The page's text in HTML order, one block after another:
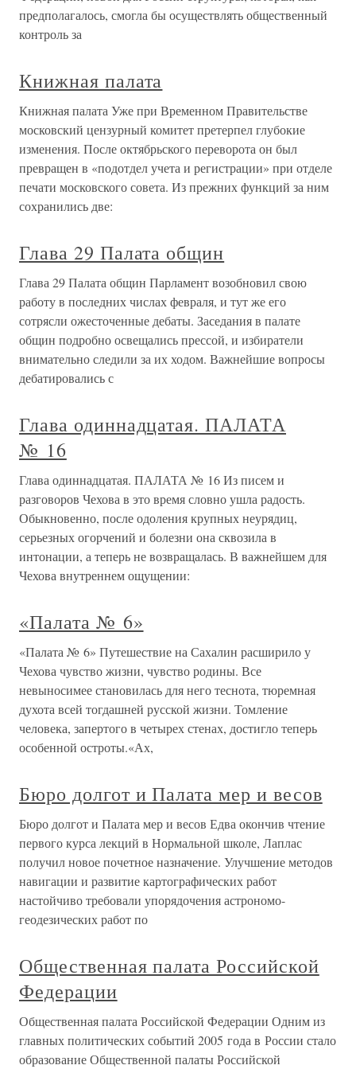
предполагалось, смогла бы осуществлять общественный
контроль за
Книжная палата
Книжная палата Уже при Временном Правительстве
московский цензурный комитет претерпел глубокие
изменения. После октябрьского переворота он был
превращен в «подотдел учета и регистрации» при отделе
печати московского совета. Из прежних функций за ним
сохранились две:
Глава 29 Палата общин
Глава 29 Палата общин Парламент возобновил свою
работу в последних числах февраля, и тут же его
сотрясли ожесточенные дебаты. Заседания в палате
общин подробно освещались прессой, и избиратели
внимательно следили за их ходом. Важнейшие вопросы
дебатировались с
Глава одиннадцатая. ПАЛАТА
№ 16
Глава одиннадцатая. ПАЛАТА № 16 Из писем и
разговоров Чехова в это время словно ушла радость.
Обыкновенно, после одоления крупных неурядиц,
серьезных огорчений и болезни она сквозила в
интонации, а теперь не возвращалась. В важнейшем для
Чехова внутреннем ощущении:
«Палата № 6»
«Палата № 6» Путешествие на Сахалин расширило у
Чехова чувство жизни, чувство родины. Все
невыносимее становилась для него теснота, тюремная
духота всей тогдашней русской жизни. Томление
человека, запертого в четырех стенах, достигло теперь
особенной остроты.«Ах,
Бюро долгот и Палата мер и весов
Бюро долгот и Палата мер и весов Едва окончив чтение
первого курса лекций в Нормальной школе, Лаплас
получил новое почетное назначение. Улучшение методов
навигации и развитие картографических работ
настойчиво требовали упорядочения астрономо-
геодезических работ по
Общественная палата Российской
Федерации
Общественная палата Российской Федерации Одним из
главных политических событий 2005 года в России стало
образование Общественной палаты Российской